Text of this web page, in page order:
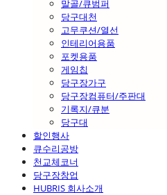
말골/큐범퍼
당구대천
고무쿠션/열선
인테리어용품
포켓용품
게임칩
당구장가구
당구장컴퓨터/주판대
기록지/큐분
당구대
할인행사
큐수리공방
천교체코너
당구장창업
HUBRIS 회사소개